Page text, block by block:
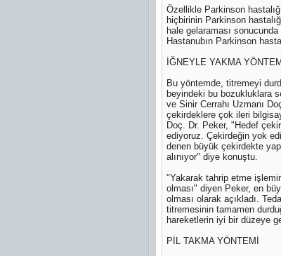
Özellikle Parkinson
hiçbirinin Parkinson
hale gelaraması
Hastanubın Parkinson
İĞNEYLE YAKMA YÖNTEMİ
Bu yöntemde, titremeyi
beyindeki bu bozukluklara
ve Sinir Cerrahı Uzmanı
çekirdeklere çok ileri
Doç. Dr. Peker, "Hedef
ediyoruz. Çekirdeğin yok
denen büyük çekirdekte
alınıyor" diye konuştu.
"Yakarak tahrip etme
olması" diyen Peker, en
olması olarak açıkladı.
titremesinin tamamen
hareketlerin iyi bir düzeye
PİL TAKMA YÖNTEMİ